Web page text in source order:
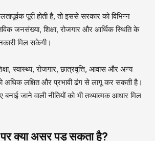
पूरी होती है, तो इससे सरकार को विभिन्न
जनसंख्या, शिक्षा, रोजगार और आर्थिक स्थिति के
मिल सकेगी।
स्वास्थ्य, रोजगार, छात्रवृत्ति, आवास और अन्य
अधिक लक्षित और प्रभावी ढंग से लागू कर सकती है।
बनाई जाने वाली नीतियों को भी तथ्यात्मक आधार मिल
क्या असर पड़ सकता है?